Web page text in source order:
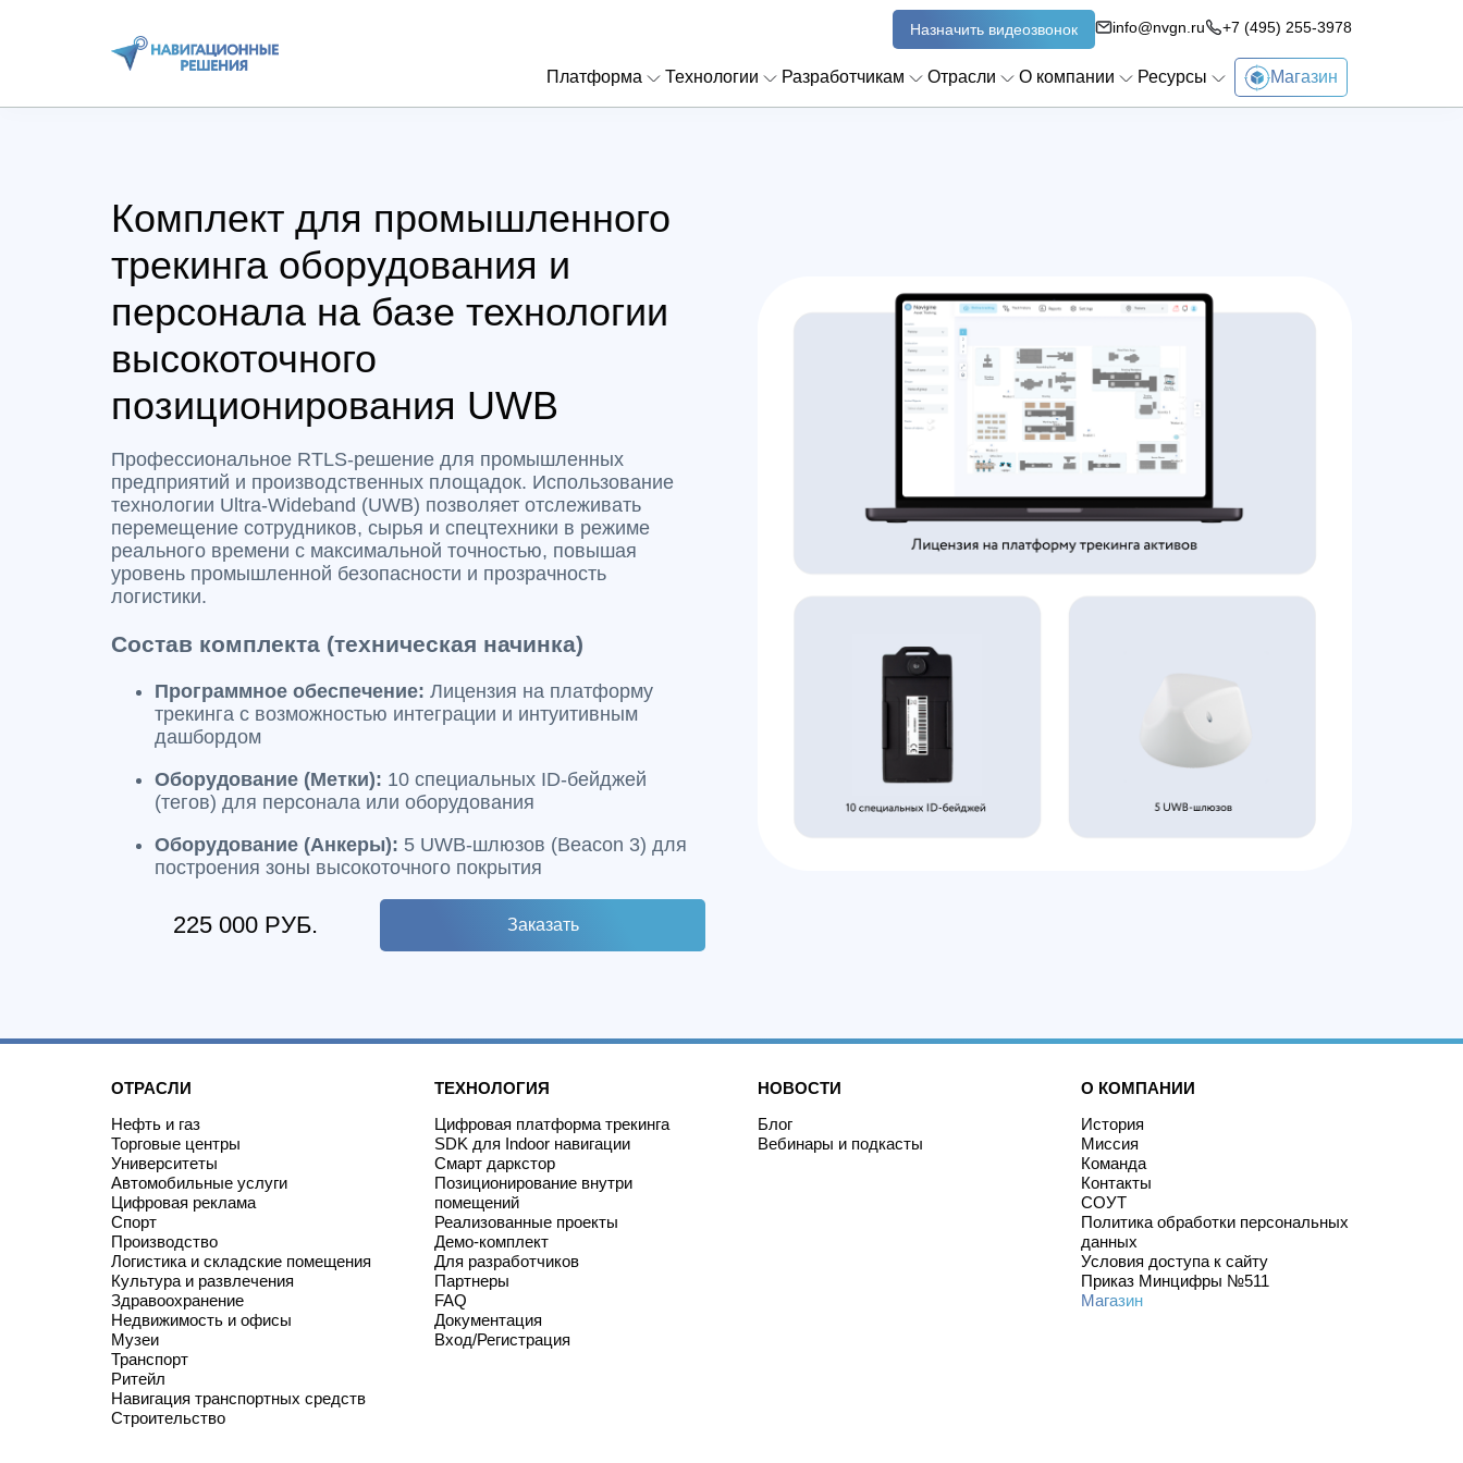
Назначить видеозвонок info@nvgn.ru +7 (495) 255-3978
Платформа Технологии Разработчикам Отрасли О компании Ресурсы Магазин
Комплект для промышленного
трекинга оборудования и
персонала на базе технологии
высокоточного
позиционирования UWB
Профессиональное RTLS-решение для промышленных
предприятий и производственных площадок. Использование
технологии Ultra-Wideband (UWB) позволяет отслеживать
перемещение сотрудников, сырья и спецтехники в режиме
реального времени с максимальной точностью, повышая
уровень промышленной безопасности и прозрачность
логистики.
Состав комплекта (техническая начинка)
Программное обеспечение: Лицензия на платформу
трекинга с возможностью интеграции и интуитивным
дашбордом
Оборудование (Метки): 10 специальных ID-бейджей
(тегов) для персонала или оборудования
Оборудование (Анкеры): 5 UWB-шлюзов (Beacon 3) для
построения зоны высокоточного покрытия
225 000 РУБ. Заказать
ОТРАСЛИ
Нефть и газ
Торговые центры
Университеты
Автомобильные услуги
Цифровая реклама
Спорт
Производство
Логистика и складские помещения
Культура и развлечения
Здравоохранение
Недвижимость и офисы
Музеи
Транспорт
Ритейл
Навигация транспортных средств
Строительство
ТЕХНОЛОГИЯ
Цифровая платформа трекинга
SDK для Indoor навигации
Смарт даркстор
Позиционирование внутри
помещений
Реализованные проекты
Демо-комплект
Для разработчиков
Партнеры
FAQ
Документация
Вход/Регистрация
НОВОСТИ
Блог
Вебинары и подкасты
О КОМПАНИИ
История
Миссия
Команда
Контакты
СОУТ
Политика обработки персональных
данных
Условия доступа к сайту
Приказ Минцифры №511
Магазин